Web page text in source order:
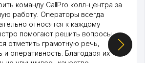
команду CallPro колл-центра за
работу. Операторы всегда
относятся к каждому
помогают решить вопросы.
отметить грамотную речь,
и оперативность. Благодаря их